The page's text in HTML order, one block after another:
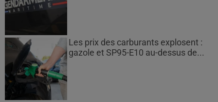
Les prix des carburants explosent :
gazole et SP95-E10 au-dessus de...